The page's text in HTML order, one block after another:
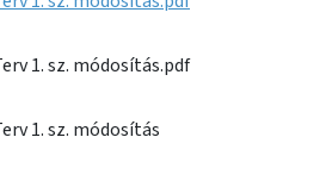
1. sz. módosítás.pdf
1. sz. módosítás